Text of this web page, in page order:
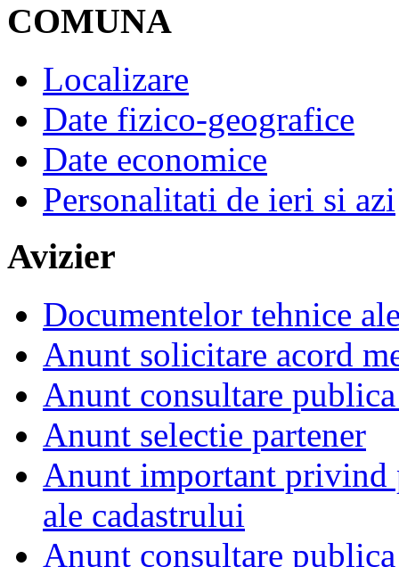
COMUNA
Localizare
Date fizico-geografice
Date economice
Personalitati de ieri si azi
Avizier
Documentelor tehnice
Anunt solicitare acord
Anunt consultare
Anunt selectie partener
Anunt important privind
ale cadastrului
Anunt consultare publica